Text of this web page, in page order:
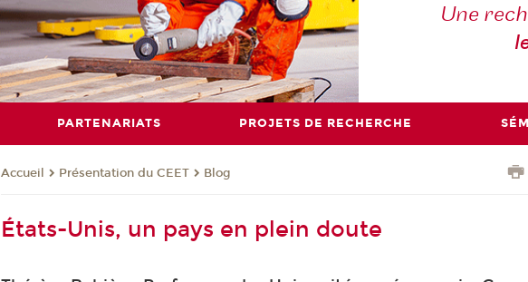
Une
PARTENARIATS PROJETS DE RECHERCHE
Accueil Présentation du CEET Blog
États-Unis, un pays en plein doute